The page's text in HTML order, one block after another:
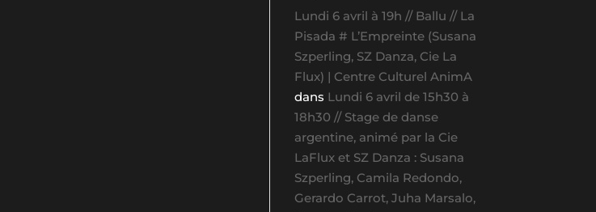
Lundi 6 avril à 19h // Ballu // La
Pisada # L’Empreinte (Susana
Szperling, SZ Danza, Cie La
Flux) | Centre Culturel AnimA
dans Lundi 6 avril de 15h30 à
18h30 // Stage de danse
argentine, animé par la Cie
LaFlux et SZ Danza : Susana
Szperling, Camila Redondo,
Gerardo Carrot, Juha Marsalo,